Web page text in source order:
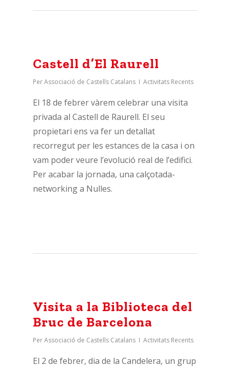
Castell d’El Raurell
PerAssociació de Castells Catalans Activitats Recents
El 18 de febrer vàrem celebrar una visita
privada al Castell de Raurell. El seu
propietari ens va fer un detallat
recorregut per les estances de la casa i on
vam poder veure l’evolució real de l’edifici.
Per acabar la jornada, una calçotada-
networking a Nulles.
Visita a la Biblioteca del
Bruc de Barcelona
PerAssociació de Castells Catalans Activitats Recents
El 2 de febrer, dia de la Candelera, un grup